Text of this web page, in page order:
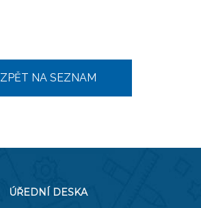
ZPĚT NA SEZNAM
ÚŘEDNÍ DESKA